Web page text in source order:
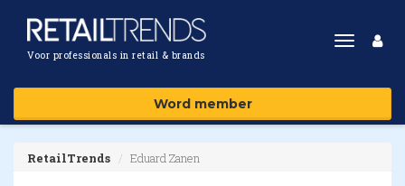
Voor professionals in retail & brands
Toggle
Word member
RetailTrends Eduard Zanen